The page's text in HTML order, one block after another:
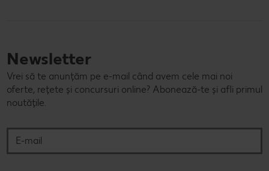
Newsletter
Vrei să te anunțăm pe e-mail când avem cele mai noi
oferte, rețete și concursuri online? Abonează-te și afli primul
noutățile.